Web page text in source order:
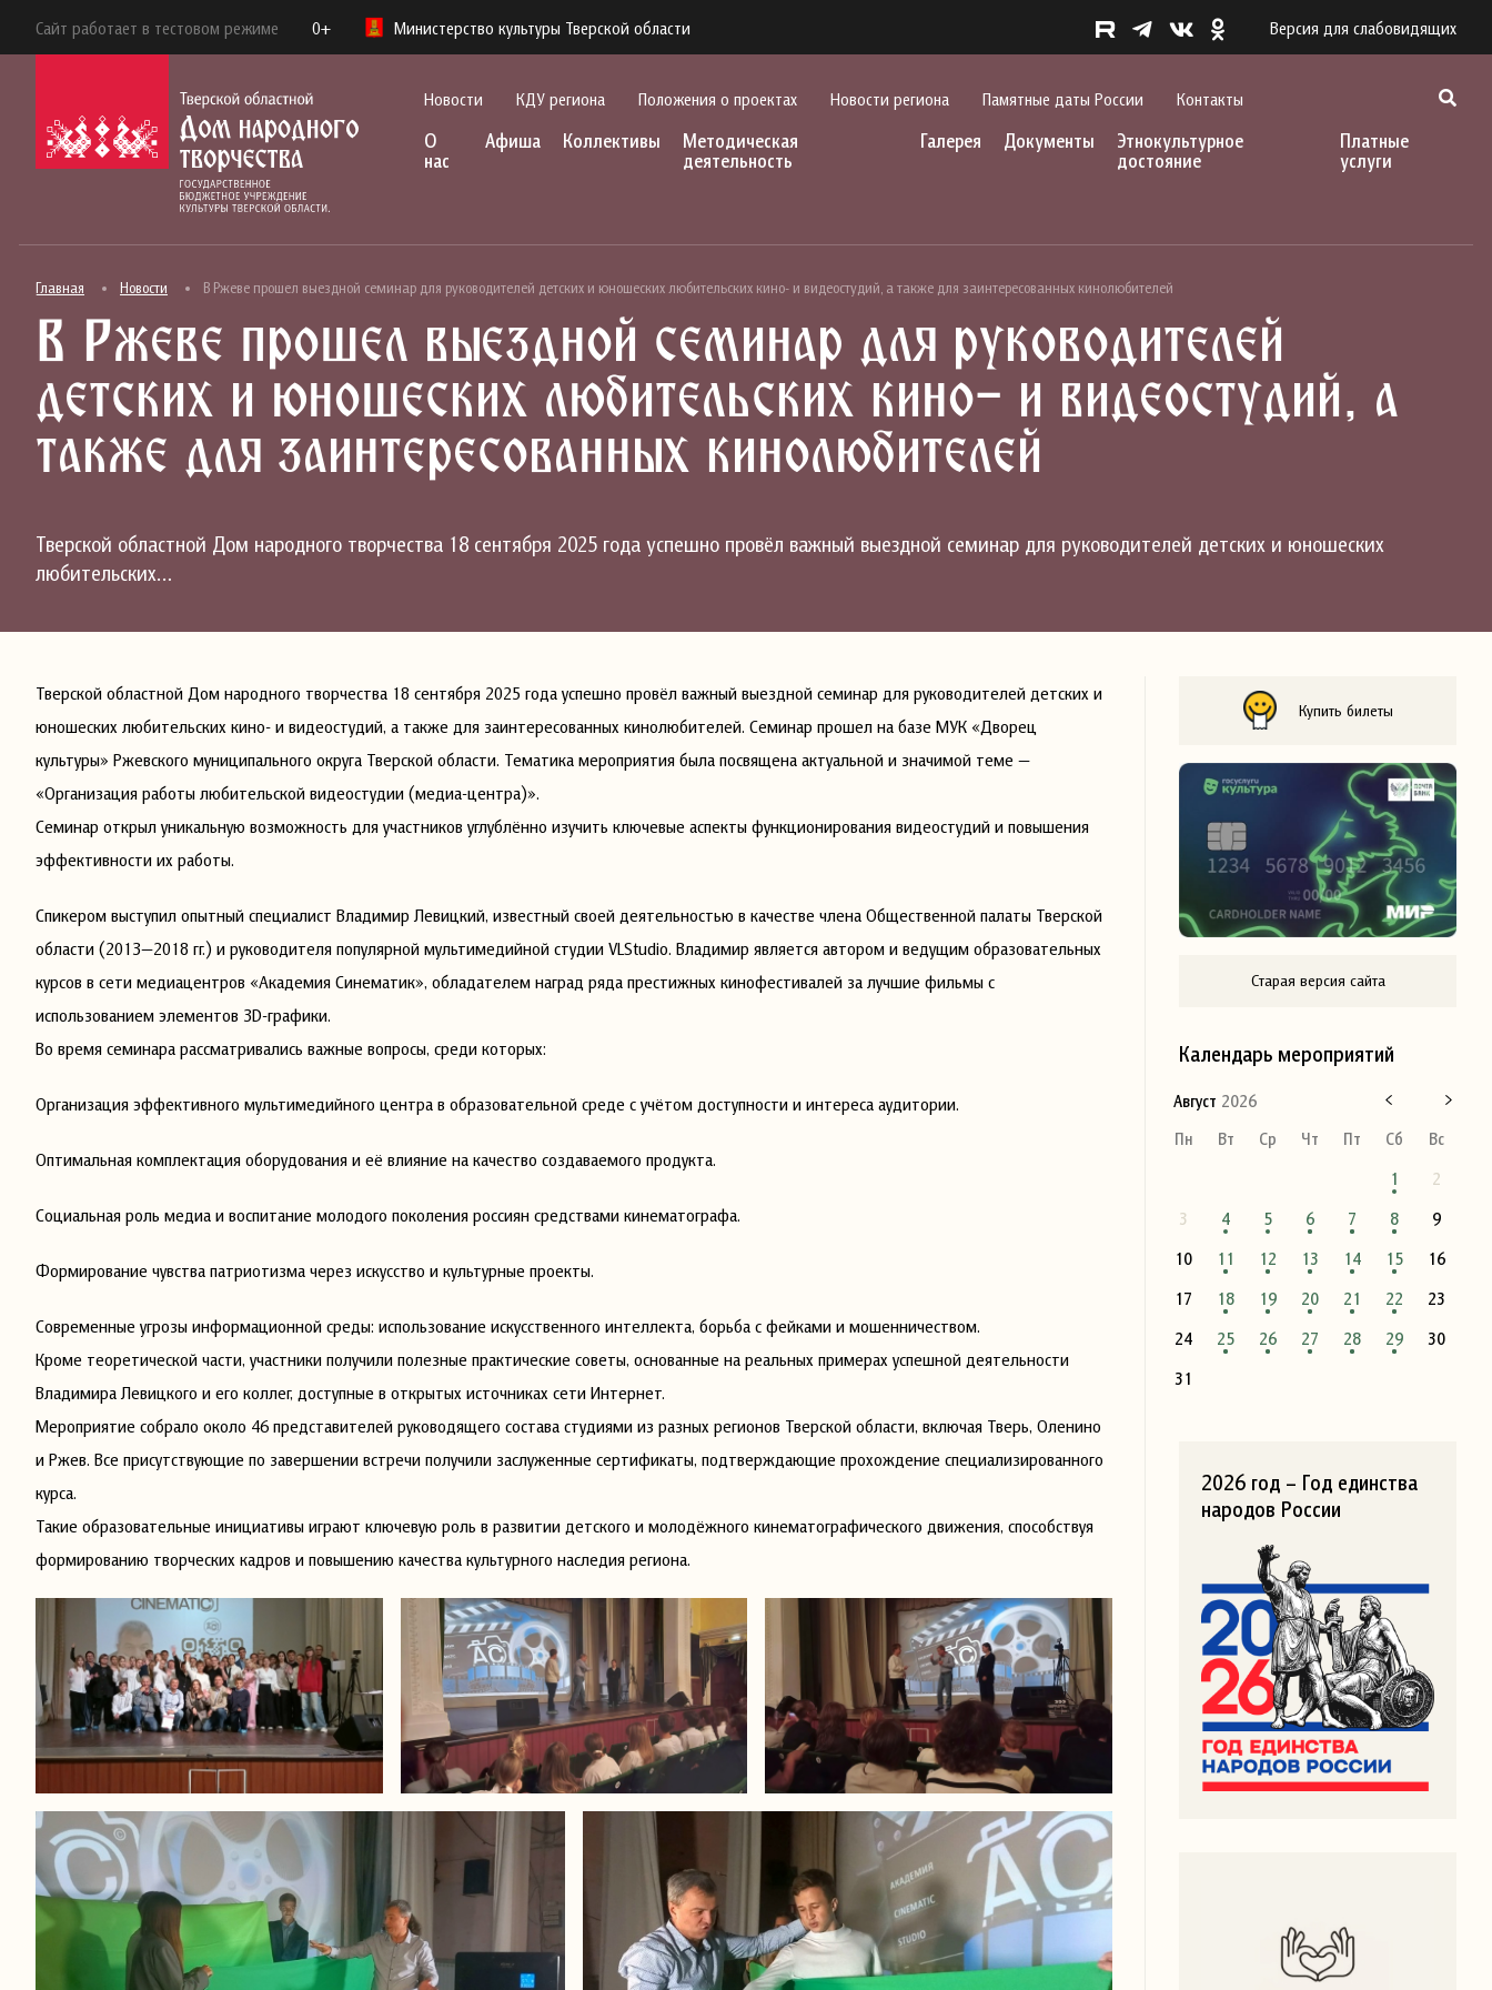
Сайт работает в тестовом режиме 0+ Министерство культуры Тверской области Версия для слабовидящих
Новости КДУ региона Положения о проектах Новости региона Памятные даты России Контакты
О
нас
Афиша Коллективы
Методическая
деятельность
Галерея Документы
Этнокультурное
достояние
Платные
услуги
Главная Новости В Ржеве прошел выездной семинар для руководителей детских и юношеских любительских кино- и видеостудий, а также для заинтересованных кинолюбителей
В Ржеве прошел выездной семинар для руководителей
детских и юношеских любительских кино- и видеостудий, а
также для заинтересованных кинолюбителей
Тверской областной Дом народного творчества 18 сентября 2025 года успешно провёл важный выездной семинар для руководителей детских и юношеских
любительских…
Тверской областной Дом народного творчества 18 сентября 2025 года успешно провёл важный выездной семинар для руководителей детских и
юношеских любительских кино- и видеостудий, а также для заинтересованных кинолюбителей. Семинар прошел на базе МУК «Дворец
культуры» Ржевского муниципального округа Тверской области. Тематика мероприятия была посвящена актуальной и значимой теме —
«Организация работы любительской видеостудии (медиа-центра)».
Семинар открыл уникальную возможность для участников углублённо изучить ключевые аспекты функционирования видеостудий и повышения
эффективности их работы.
Спикером выступил опытный специалист Владимир Левицкий, известный своей деятельностью в качестве члена Общественной палаты Тверской
области (2013—2018 гг.) и руководителя популярной мультимедийной студии VLStudio. Владимир является автором и ведущим образовательных
курсов в сети медиацентров «Академия Синематик», обладателем наград ряда престижных кинофестивалей за лучшие фильмы с
использованием элементов 3D-графики.
Во время семинара рассматривались важные вопросы, среди которых:
Организация эффективного мультимедийного центра в образовательной среде с учётом доступности и интереса аудитории.
Оптимальная комплектация оборудования и её влияние на качество создаваемого продукта.
Социальная роль медиа и воспитание молодого поколения россиян средствами кинематографа.
Формирование чувства патриотизма через искусство и культурные проекты.
Современные угрозы информационной среды: использование искусственного интеллекта, борьба с фейками и мошенничеством.
Кроме теоретической части, участники получили полезные практические советы, основанные на реальных примерах успешной деятельности
Владимира Левицкого и его коллег, доступные в открытых источниках сети Интернет.
Мероприятие собрало около 46 представителей руководящего состава студиями из разных регионов Тверской области, включая Тверь, Оленино
и Ржев. Все присутствующие по завершении встречи получили заслуженные сертификаты, подтверждающие прохождение специализированного
курса.
Такие образовательные инициативы играют ключевую роль в развитии детского и молодёжного кинематографического движения, способствуя
формированию творческих кадров и повышению качества культурного наследия региона.
Купить билеты
Старая версия сайта
Календарь мероприятий
Август 2026
Пн
Вт Ср Чт Пт Сб
Вс
1
2
3
4 5 6 7 8
9
10
11 12 13 14 15
16
17
18 19 20 21 22
23
24
25 26 27 28 29
30
31
2026 год – Год единства
народов России